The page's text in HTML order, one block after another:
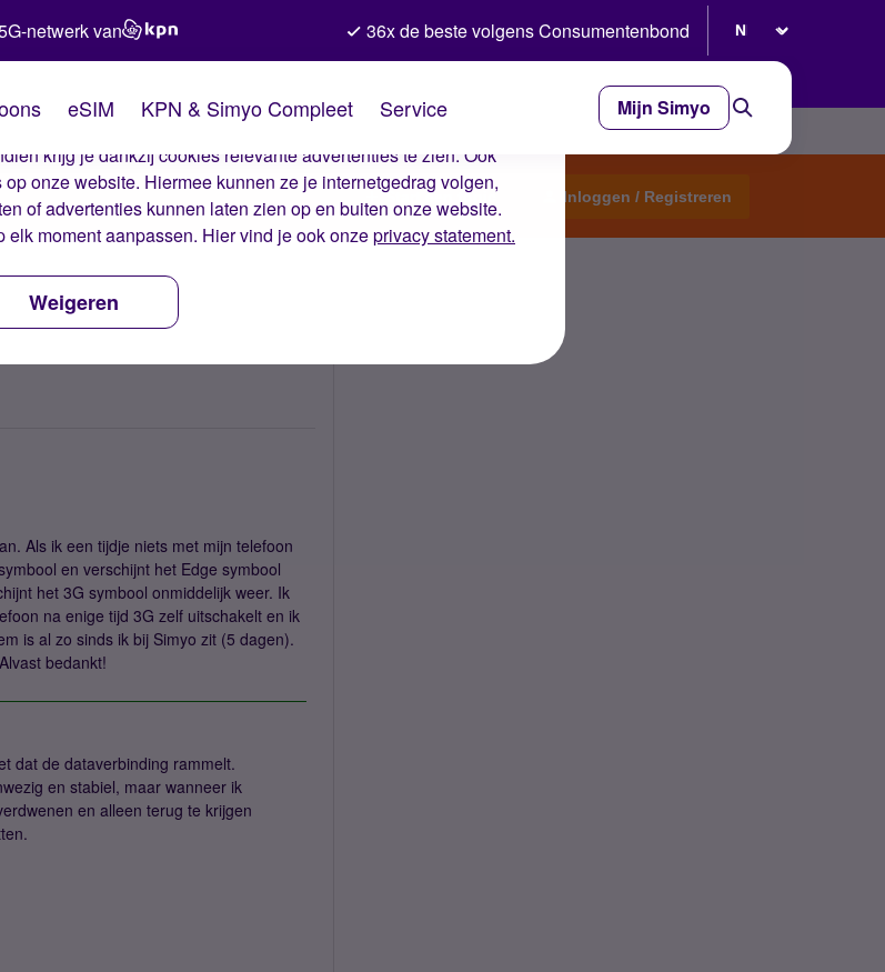
Met deze cookies zorgen wij ervoor dat je ervaring op de
krijg je dankzij cookies relevante advertenties te zien. Ook
onze website. Hiermee kunnen ze je internetgedrag volgen,
of advertenties kunnen laten zien op en buiten onze website.
elk moment aanpassen. Hier vind je ook onzeprivacy statement.
Weigeren
netwerk van 36x de beste volgens Consumentenbond
eSIM KPN & Simyo Compleet Service Mijn Simyo
Start een topic Inloggen / Registreren
Als ik een tijdje niets met mijn telefoon
en verschijnt het Edge symbool
het 3G symbool onmiddelijk weer. Ik
na enige tijd 3G zelf uitschakelt en ik
is al zo sinds ik bij Simyo zit (5 dagen).
bedankt!
dat de dataverbinding rammelt.
en stabiel, maar wanneer ik
en alleen terug te krijgen